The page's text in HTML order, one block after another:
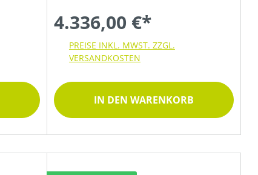
4.336,00 €*
PREISE INKL. MWST. ZZGL.
VERSANDKOSTEN
IN DEN WARENKORB